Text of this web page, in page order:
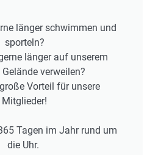
länger schwimmen und
sporteln?
länger auf unserem
verweilen?
Vorteil für unsere
Mitglieder!
Tagen im Jahr rund um
die Uhr.